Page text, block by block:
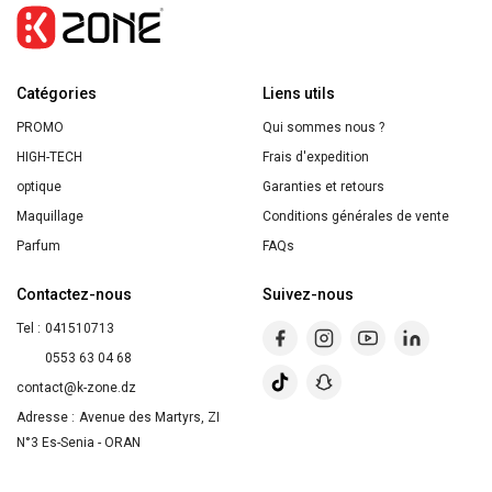
banana
ultra
Catégories
PROMO
HIGH-TECH
optique
Maquillage
Parfum
Liens utils
Qui sommes nous ?
Frais d'expedition
Garanties et retours
Conditions générales de vente
FAQs
Contactez-nous
Tel : 041510713
0553 63 04 68
contact@k-zone.dz
Adresse : Avenue des Martyrs, ZI
N°3 Es-Senia - ORAN
Suivez-nous